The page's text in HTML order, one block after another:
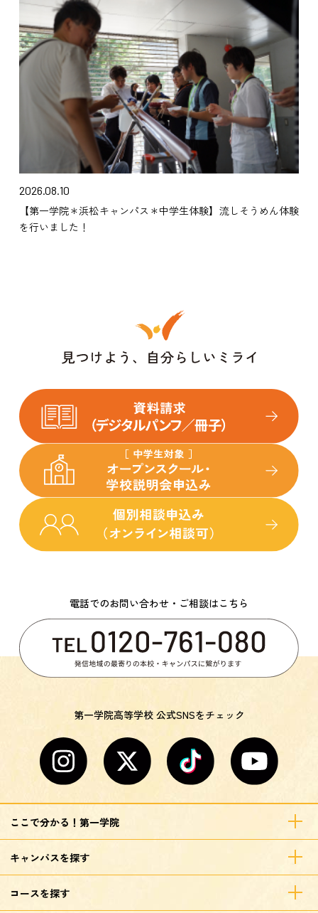
2026.08.10
【第一学院＊浜松キャンパス＊中学生体験】流しそうめん体験
を行いました！
電話でのお問い合わせ・ご相談はこちら
第一学院高等学校 公式SNSをチェック
ここで分かる！第一学院
キャンパスを探す
コースを探す